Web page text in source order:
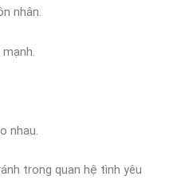
nhân.
nhau.
trong quan hệ tình yêu